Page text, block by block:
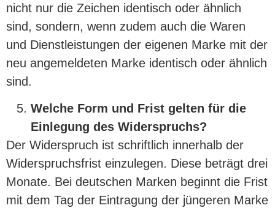
nicht nur die Zeichen identisch oder ähnlich
sind, sondern, wenn zudem auch die Waren
und Dienstleistungen der eigenen Marke mit der
neu angemeldeten Marke identisch oder ähnlich
sind.
Welche Form und Frist gelten für die
Einlegung des Widerspruchs?
Der Widerspruch ist schriftlich innerhalb der
Widerspruchsfrist einzulegen. Diese beträgt drei
Monate. Bei deutschen Marken beginnt die Frist
mit dem Tag der Eintragung der jüngeren Marke